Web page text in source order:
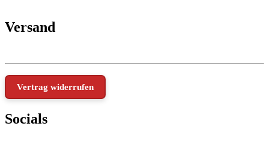
Versand
Vertrag widerrufen
Socials